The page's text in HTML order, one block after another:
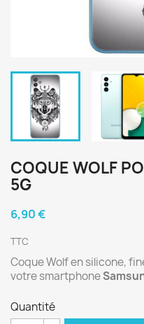
COQUE WOLF
5G
6,90 €
TTC
Coque Wolf en silicone,
votre smartphone
Quantité